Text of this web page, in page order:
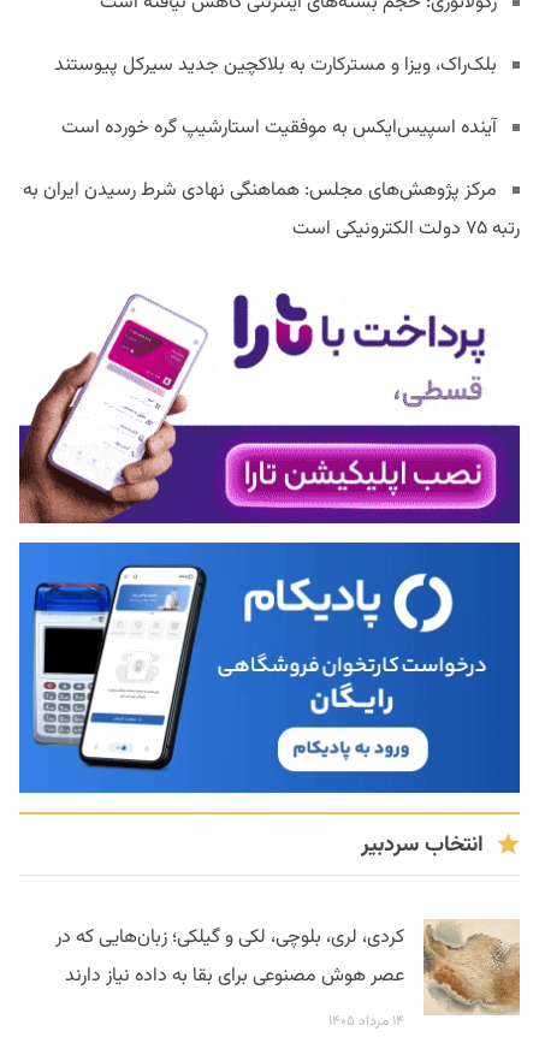
بلک‌راک، ویزا و مسترکارت به بلاکچین جدید سیرکل پیوستند
آینده اسپیس‌ایکس به موفقیت استارشیپ گره خورده است
مرکز پژوهش‌های مجلس: هماهنگی نهادی شرط رسیدن ایران به
رتبه ۷۵ دولت الکترونیکی است
انتخاب سردبیر
کردی، لری، بلوچی، لکی و گیلکی؛ زبان‌هایی که در
عصر هوش مصنوعی برای بقا به داده نیاز دارند
۱۴ مرداد ۱۴۰۵